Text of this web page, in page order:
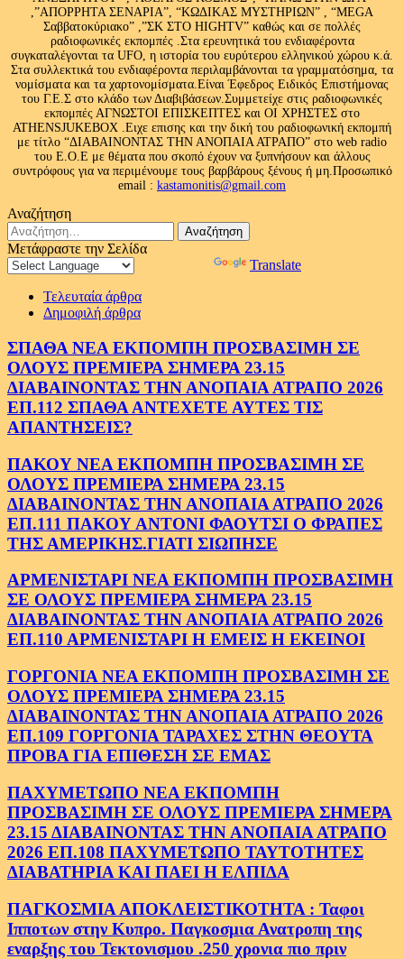
,”ΑΠΟΡΡΗΤΑ ΣΕΝΑΡΙΑ”, “ΚΩΔΙΚΑΣ ΜΥΣΤΗΡΙΩΝ” , “MEGA
Σαββατοκύριακο” ,”ΣΚ ΣΤΟ HIGHTV” καθώς και σε πολλές
ραδιοφωνικές εκπομπές .Στα ερευνητικά του ενδιαφέροντα
συγκαταλέγονται τα UFO, η ιστορία του ευρύτερου ελληνικού χώρου κ.ά.
Στα συλλεκτικά του ενδιαφέροντα περιλαμβάνονται τα γραμματόσημα, τα
νομίσματα και τα χαρτονομίσματα.Είναι Έφεδρος Ειδικός Επιστήμονας
του Γ.Ε.Σ στο κλάδο των Διαβιβάσεων.Συμμετείχε στις ραδιοφωνικές
εκπομπές ΑΓΝΩΣΤΟΙ ΕΠΙΣΚΕΠΤΕΣ και ΟΙ ΧΡΗΣΤΕΣ στο
ATHENSJUKEBOX .Ειχε επισης και την δική του ραδιοφωνική εκπομπή
με τίτλο “ΔΙΑΒΑΙΝΟΝΤΑΣ ΤΗΝ ΑΝΟΠΑΙΑ ΑΤΡΑΠΟ” στο web radio
του Ε.Ο.Ε με θέματα που σκοπό έχουν να ξυπνήσουν και άλλους
συντρόφους για να περιμένουμε τους βαρβάρους ξένους ή μη.Προσωπικό
email : kastamonitis@gmail.com
Αναζήτηση
Αναζήτηση
για:
Μετάφραστε την Σελίδα
Translate
Τελευταία άρθρα
Δημοφιλή άρθρα
ΣΠΑΘΑ ΝΕΑ ΕΚΠΟΜΠΗ ΠΡΟΣΒΑΣΙΜΗ ΣΕ
ΟΛΟΥΣ ΠΡΕΜΙΕΡΑ ΣΗΜΕΡΑ 23.15
ΔΙΑΒΑΙΝΟΝΤΑΣ ΤΗΝ ΑΝΟΠΑΙΑ ΑΤΡΑΠΟ 2026
ΕΠ.112 ΣΠΑΘΑ ΑΝΤΕΧΕΤΕ ΑΥΤΕΣ ΤΙΣ
ΑΠΑΝΤΗΣΕΙΣ?
ΠΑΚΟΥ ΝΕΑ ΕΚΠΟΜΠΗ ΠΡΟΣΒΑΣΙΜΗ ΣΕ
ΟΛΟΥΣ ΠΡΕΜΙΕΡΑ ΣΗΜΕΡΑ 23.15
ΔΙΑΒΑΙΝΟΝΤΑΣ ΤΗΝ ΑΝΟΠΑΙΑ ΑΤΡΑΠΟ 2026
ΕΠ.111 ΠΑΚΟΥ ΑΝΤΟΝΙ ΦΑΟΥΤΣΙ Ο ΦΡΑΠΕΣ
ΤΗΣ ΑΜΕΡΙΚΗΣ.ΓΙΑΤΙ ΣΙΩΠΗΣΕ
ΑΡΜΕΝΙΣΤΑΡΙ ΝΕΑ ΕΚΠΟΜΠΗ ΠΡΟΣΒΑΣΙΜΗ
ΣΕ ΟΛΟΥΣ ΠΡΕΜΙΕΡΑ ΣΗΜΕΡΑ 23.15
ΔΙΑΒΑΙΝΟΝΤΑΣ ΤΗΝ ΑΝΟΠΑΙΑ ΑΤΡΑΠΟ 2026
ΕΠ.110 ΑΡΜΕΝΙΣΤΑΡΙ Η ΕΜΕΙΣ Η ΕΚΕΙΝΟΙ
ΓΟΡΓΟΝΙΑ ΝΕΑ ΕΚΠΟΜΠΗ ΠΡΟΣΒΑΣΙΜΗ ΣΕ
ΟΛΟΥΣ ΠΡΕΜΙΕΡΑ ΣΗΜΕΡΑ 23.15
ΔΙΑΒΑΙΝΟΝΤΑΣ ΤΗΝ ΑΝΟΠΑΙΑ ΑΤΡΑΠΟ 2026
ΕΠ.109 ΓΟΡΓΟΝΙΑ ΤΑΡΑΧΕΣ ΣΤΗΝ ΘΕΟΥΤΑ
ΠΡΟΒΑ ΓΙΑ ΕΠΙΘΕΣΗ ΣΕ ΕΜΑΣ
ΠΑΧΥΜΕΤΩΠΟ ΝΕΑ ΕΚΠΟΜΠΗ
ΠΡΟΣΒΑΣΙΜΗ ΣΕ ΟΛΟΥΣ ΠΡΕΜΙΕΡΑ ΣΗΜΕΡΑ
23.15 ΔΙΑΒΑΙΝΟΝΤΑΣ ΤΗΝ ΑΝΟΠΑΙΑ ΑΤΡΑΠΟ
2026 ΕΠ.108 ΠΑΧΥΜΕΤΩΠΟ ΤΑΥΤΟΤΗΤΕΣ
ΔΙΑΒΑΤΗΡΙΑ ΚΑΙ ΠΑΕΙ Η ΕΛΠΙΔΑ
ΠΑΓΚΟΣΜΙΑ ΑΠΟΚΛΕΙΣΤΙΚΟΤΗΤΑ : Ταφοι
Ιπποτων στην Κυπρο. Παγκοσμια Ανατροπη της
εναρξης του Τεκτονισμου .250 χρονια πιο πριν